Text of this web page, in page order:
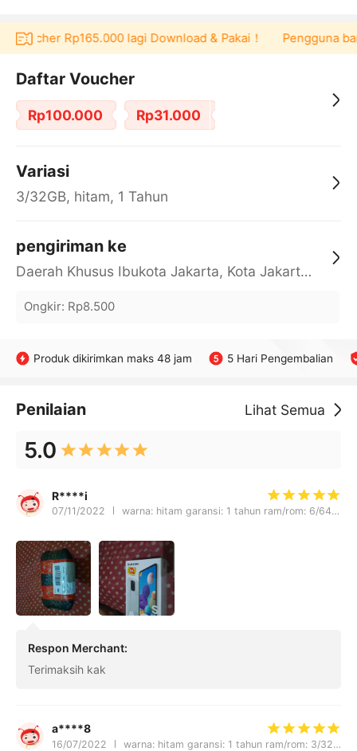
Rp165.000 lagi Download & Pakai！ Pengguna baru
Daftar Voucher
Rp100.000 Rp31.000
Variasi
3/32GB, hitam, 1 Tahun
pengiriman ke
Daerah Khusus Ibukota Jakarta, Kota Jakarta Barat, Cengkareng, yy
Ongkir: Rp8.500
Produk dikirimkan maks 48 jam 5 Hari Pengembalian
Penilaian Lihat Semua
5.0
R****i
07/11/2022 warna: hitam garansi: 1 tahun ram/rom: 6/64GB
Respon Merchant:
Terimaksih kak
a****8
16/07/2022 warna: hitam garansi: 1 tahun ram/rom: 3/32gb